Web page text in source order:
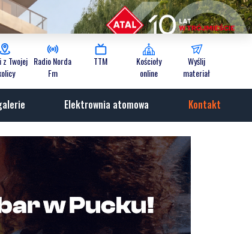
z Twojej Radio Norda
Fm
TTM
Kościoły
online
Wyślij
materiał
Elektrownia atomowa Kontakt